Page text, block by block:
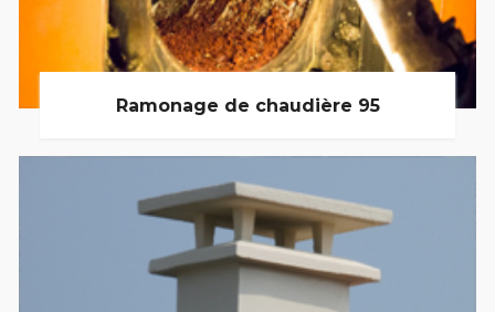
Ramonage de chaudière 95